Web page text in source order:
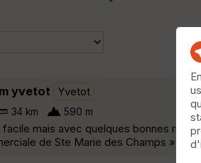
yvetot Yvetot
34 km 590 m
facile mais avec quelques bonnes
de Ste Marie des Champs »